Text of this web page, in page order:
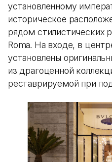
установленному
историческое
рядом стилистических
Roma. На входе, в
установлены
из драгоценной
реставрируемой при